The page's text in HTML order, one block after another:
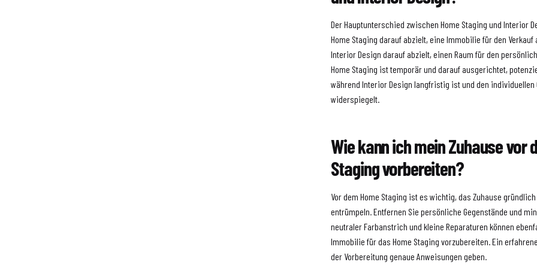
Der Hauptunterschied zwischen Home Staging und Interior
Home Staging darauf abzielt, eine Immobilie für den Verkauf
Interior Design darauf abzielt, einen Raum für den
Home Staging ist temporär und darauf ausgerichtet,
während Interior Design langfristig ist und den individuellen
widerspiegelt.
Wie kann ich mein Zuhause vor
Staging vorbereiten?
Vor dem Home Staging ist es wichtig, das Zuhause gründlich
entrümpeln. Entfernen Sie persönliche Gegenstände und
neutraler Farbanstrich und kleine Reparaturen können
Immobilie für das Home Staging vorzubereiten. Ein
der Vorbereitung genaue Anweisungen geben.